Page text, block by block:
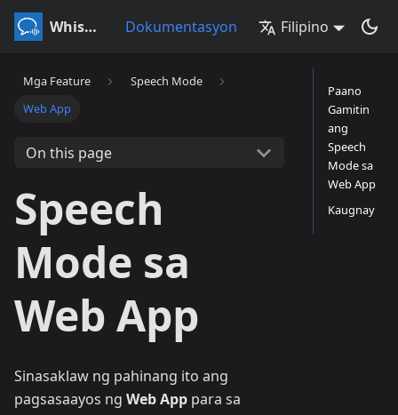
Whisperr Dokumentasyon Filipino
Mga Feature
Speech Mode
Web App
On this page
Speech
Mode sa
Web App
Sinasaklaw ng pahinang ito ang
pagsasaayos ng Web App para sa
Paano
Gamitin
ang
Speech
Mode sa
Web App
Kaugnay